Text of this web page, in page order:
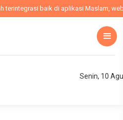
baik di aplikasi Maslam,
Senin, 10